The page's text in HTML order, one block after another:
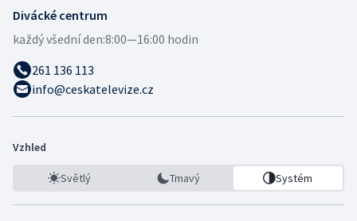
Divácké centrum
každý všední den:8:00—16:00 hodin
261 136 113
info@ceskatelevize.cz
Vzhled
Světlý Tmavý Systém